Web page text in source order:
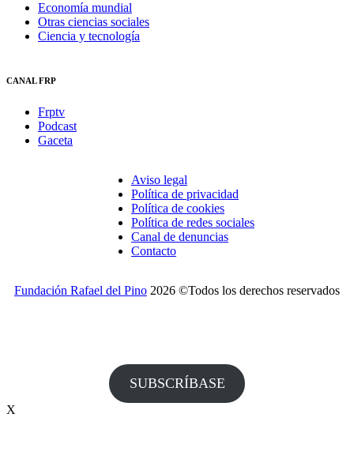
Economía mundial
Otras ciencias sociales
Ciencia y tecnología
CANAL FRP
Frptv
Podcast
Gaceta
Aviso legal
Política de privacidad
Política de cookies
Política de redes sociales
Canal de denuncias
Contacto
Fundación Rafael del Pino 2026 ©Todos los derechos reservados
SUBSCRÍBASE
X